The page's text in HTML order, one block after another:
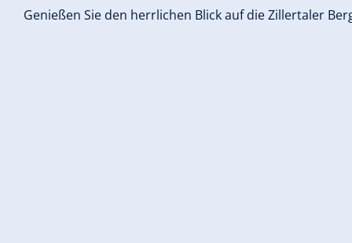
Genießen Sie den herrlichen Blick auf die Zillertaler